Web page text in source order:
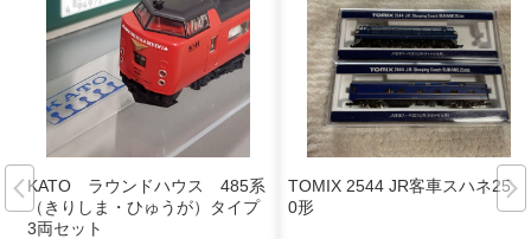
KATO ラウンドハウス 485系
（きりしま・ひゅうが）タイプ
3両セット
TOMIX 2544 JR客車スハネ2570
0形